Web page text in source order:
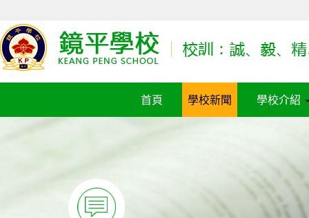
首頁 學校新聞 學校介紹